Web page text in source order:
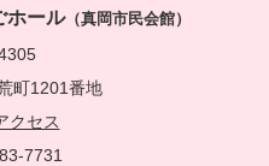
ホール（真岡市民会館）
町1201番地
クセス
7731